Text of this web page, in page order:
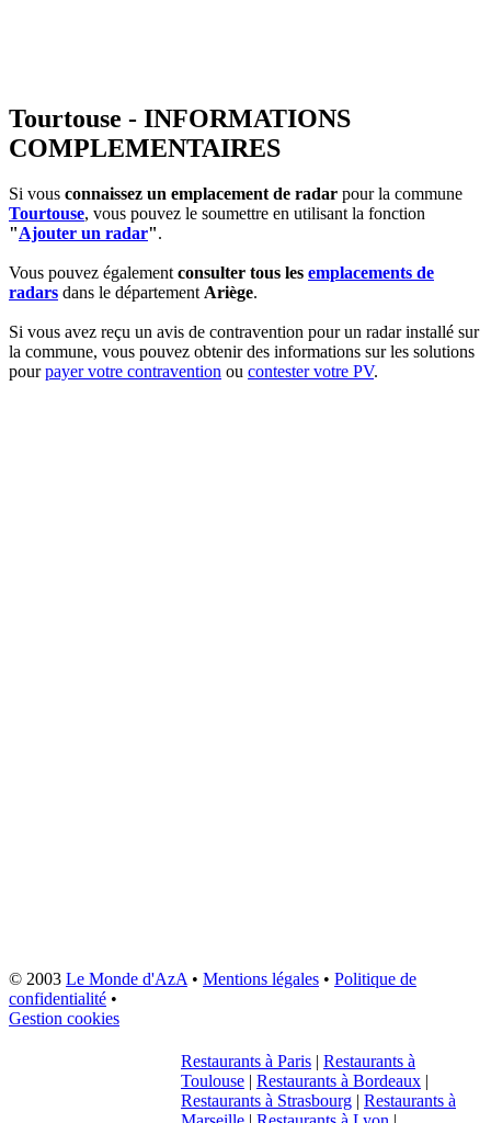
Tourtouse - INFORMATIONS
COMPLEMENTAIRES
Si vous connaissez un emplacement de radar pour la commune
Tourtouse, vous pouvez le soumettre en utilisant la fonction
"Ajouter un radar".
Vous pouvez égalementconsulter tous les emplacements de
radars dans le départementAriège.
Si vous avez reçu un avis de contravention pour un radar installé sur
la commune, vous pouvez obtenir des informations sur les solutions
pourpayer votre contravention ou contester votre PV.
© 2003 Le Monde d'AzA• Mentions légales • Politique de
confidentialité •
Gestion cookies
Restaurants à Paris | Restaurants à
Toulouse | Restaurants à Bordeaux |
Restaurants à Strasbourg | Restaurants à